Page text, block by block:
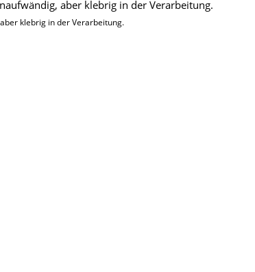
klebrig in der Verarbeitung.